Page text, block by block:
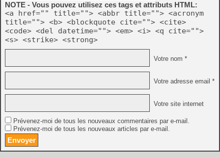
NOTE - Vous pouvez utilisez ces tags et attributs HTML:
<a href="" title=""> <abbr title=""> <acronym
title=""> <b> <blockquote cite=""> <cite>
<code> <del datetime=""> <em> <i> <q cite="">
<s> <strike> <strong>
Votre nom *
Votre adresse email *
Votre site internet
Prévenez-moi de tous les nouveaux commentaires par e-mail.
Prévenez-moi de tous les nouveaux articles par e-mail.